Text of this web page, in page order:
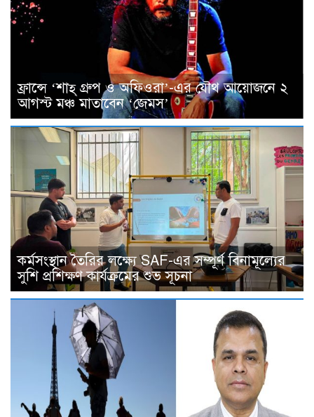
ফ্রান্সে ‘শাহ্ গ্রুপ ও অফিওরা’-এর যৌথ আয়োজনে ২
আগস্ট মঞ্চ মাতাবেন ‘জেমস’
কর্মসংস্থান তৈরির লক্ষ্যে SAF-এর সম্পূর্ণ বিনামূল্যের
সুশি প্রশিক্ষণ কার্যক্রমের শুভ সূচনা